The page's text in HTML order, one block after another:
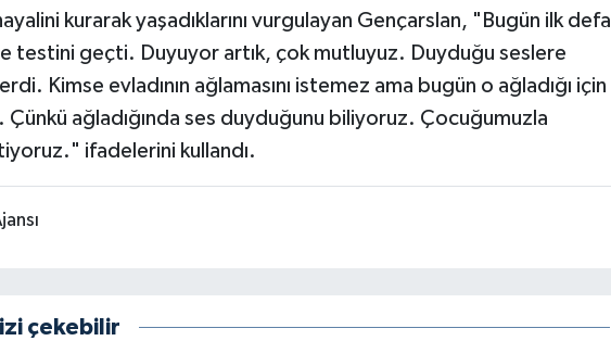
kurarak yaşadıklarını vurgulayan Gençarslan, "Bugün ilk defa
testini geçti. Duyuyor artık, çok mutluyuz. Duyduğu seslere
Kimse evladının ağlamasını istemez ama bugün o ağladığı için
ağladığında ses duyduğunu biliyoruz. Çocuğumuzla
ifadelerini kullandı.
çekebilir